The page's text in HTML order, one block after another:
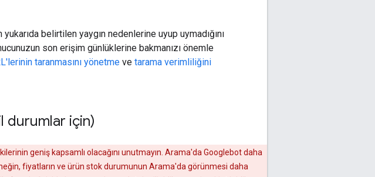
belirtilen yaygın nedenlerine uyup uymadığını
son erişim günlüklerine bakmanızı önemle
taranmasını yönetme ve tarama verimliliğini
durumlar için)
geniş kapsamlı olacağını unutmayın. Arama'da Googlebot daha
fiyatların ve ürün stok durumunun Arama'da görünmesi daha